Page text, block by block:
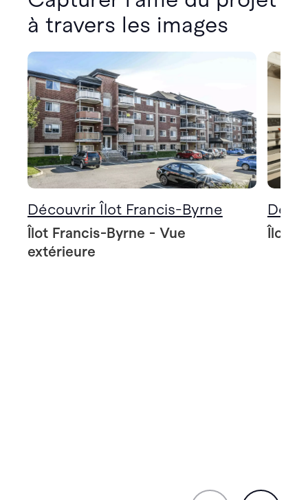
à travers les images
Découvrir Îlot Francis-Byrne
Îlot Francis-Byrne - Vue
extérieure
Îlot